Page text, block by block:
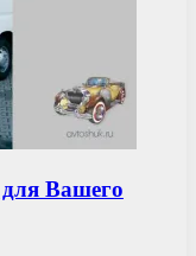
Вашего